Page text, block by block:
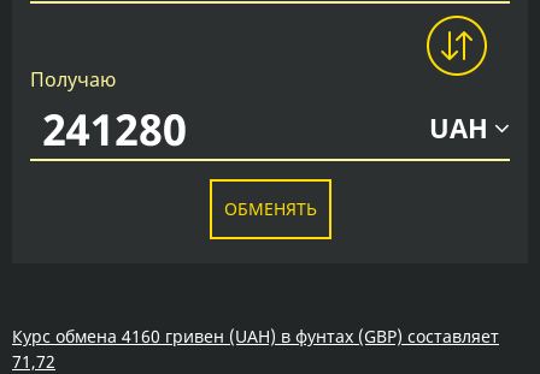
Получаю
UAH
ОБМЕНЯТЬ
Курс обмена 4160 гривен (UAH) в фунтах (GBP) составляет
71,72